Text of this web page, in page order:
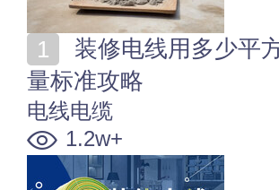
量标准攻略
电线电缆
1.2w+